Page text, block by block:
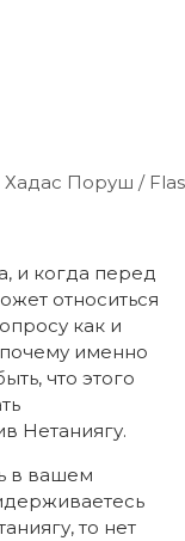
Поруш /
и когда перед
относиться
как и
именно
что этого
Нетаниягу.
в вашем
то нет